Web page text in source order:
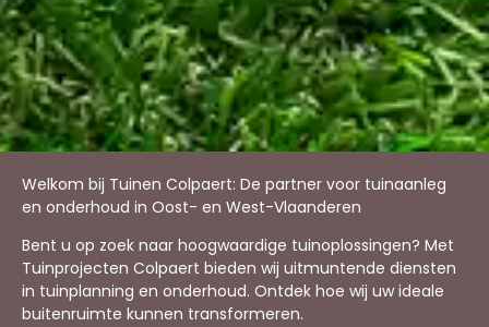
Welkom bij Tuinen Colpaert: De partner voor tuinaanleg
en onderhoud in Oost- en West-Vlaanderen
Bent u op zoek naar hoogwaardige tuinoplossingen? Met
Tuinprojecten Colpaert bieden wij uitmuntende diensten
in tuinplanning en onderhoud. Ontdek hoe wij uw ideale
buitenruimte kunnen transformeren.